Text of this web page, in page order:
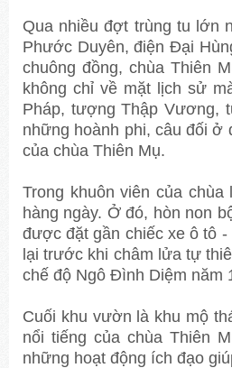
Qua nhiều đợt trùng tu lớn
Phước Duyên, điện Đại
chuông đồng, chùa Thiên
không chỉ về mặt lịch sử
Pháp, tượng Thập Vương,
những hoành phi, câu đối ở
của chùa Thiên Mụ.
Trong khuôn viên của
hàng ngày. Ở đó, hòn non
được đặt gần chiếc xe ô tô
lại trước khi châm lửa tự
chế độ Ngô Đình Diệm năm
Cuối khu vườn là khu mộ
nổi tiếng của chùa Thiên
những hoạt động ích đạo